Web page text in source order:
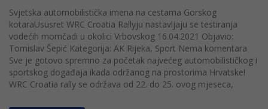
Svjetska automobilistička imena na cestama Gorskog
kotaraUsusret WRC Croatia Rallyju nastavljaju se testiranja
vodećih momčadi u okolici Vrbovskog 16.04.2021 Objavio:
Tomislav Šepić Kategorija: AK Rijeka, Sport Nema komentara
Sve je gotovo spremno za početak najvećeg automobilističkog i
sportskog događaja ikada održanog na prostorima Hrvatske!
WRC Croatia rally se održava od 22. do 25. ovog mjeseca,